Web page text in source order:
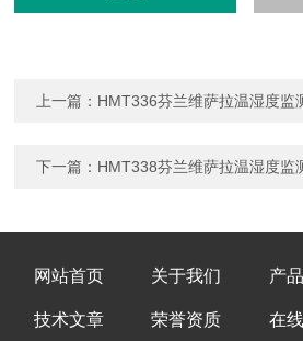
上一篇： HMT336芬兰维萨拉温湿度监
下一篇： HMT338芬兰维萨拉温湿度监
网站首页 关于我们 产
技术文章 荣誉资质 在